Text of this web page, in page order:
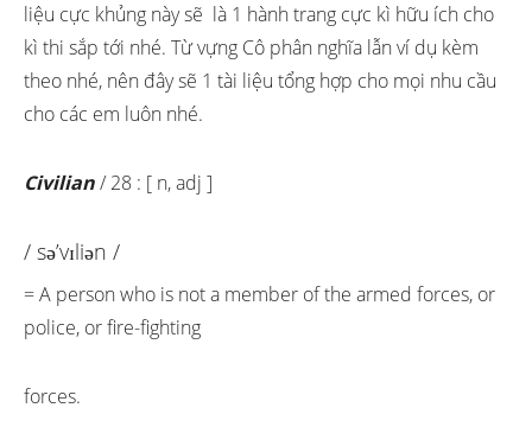
liệu cực khủng này sẽ là 1 hành trang cực kì hữu ích cho
kì thi sắp tới nhé. Từ vựng Cô phân nghĩa lẫn ví dụ kèm
theo nhé, nên đây sẽ 1 tài liệu tổng hợp cho mọi nhu cầu
cho các em luôn nhé.
Civilian/ 28 : [ n, adj ]
/ sə’vɪliən /
= A person who is not a member of the armed forces, or
police, or fire-fighting
forces.